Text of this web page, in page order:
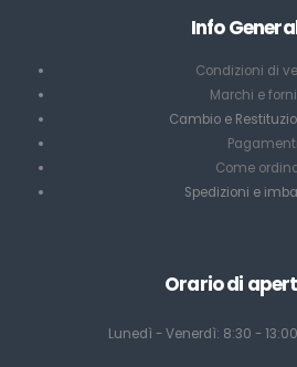
Info
Condizioni di
Marchi e
Cambio e
Pagamenti
Come
Spedizioni e
Orario di
Lunedì - Venerdì: 8:30 -